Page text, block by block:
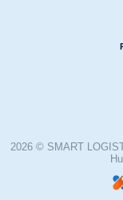
2026 © SMART